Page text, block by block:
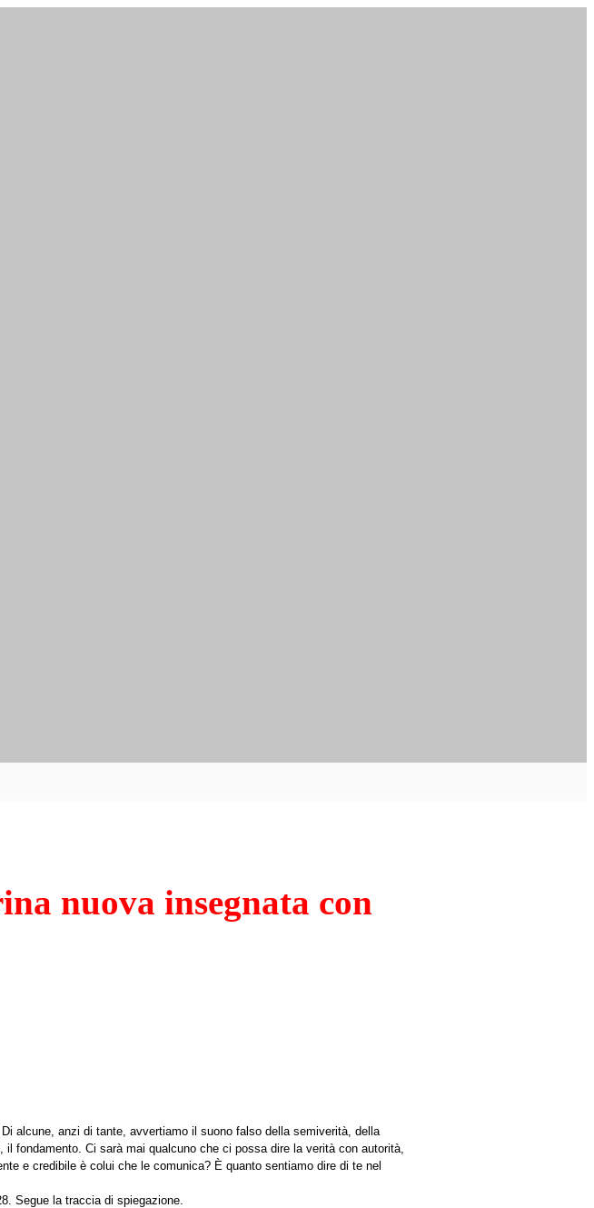
nuova insegnata con
alcune, anzi di tante, avvertiamo il suono falso della semiverità, della
fondamento. Ci sarà mai qualcuno che ci possa dire la verità con autorità,
e credibile è colui che le comunica? È quanto sentiamo dire di te nel
Segue la traccia di spiegazione.